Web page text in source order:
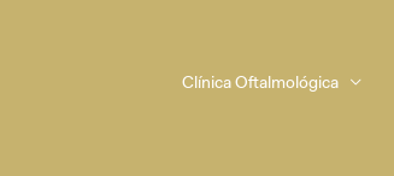
Clínica Oftalmológica